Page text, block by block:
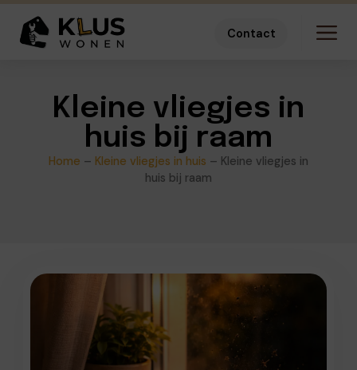
Contact
Kleine vliegjes in
huis bij raam
Home – Kleine vliegjes in huis – Kleine vliegjes in
huis bij raam